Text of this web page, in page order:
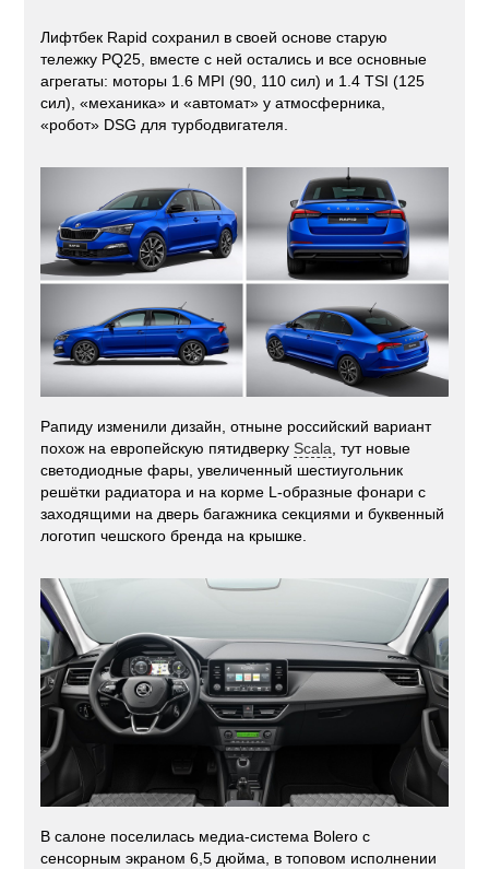
Лифтбек Rapid сохранил в своей основе старую
тележку PQ25, вместе с ней остались и все основные
агрегаты: моторы 1.6 MPI (90, 110 сил) и 1.4 TSI (125
сил), «механика» и «автомат» у атмосферника,
«робот» DSG для турбодвигателя.
Рапиду изменили дизайн, отныне российский вариант
похож на европейскую пятидверку Scala , тут новые
светодиодные фары, увеличенный шестиугольник
решётки радиатора и на корме L-образные фонари с
заходящими на дверь багажника секциями и буквенный
логотип чешского бренда на крышке.
В салоне поселилась медиа-система Bolero с
сенсорным экраном 6,5 дюйма, в топовом исполнении